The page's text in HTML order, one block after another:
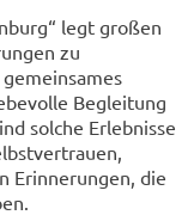
legt großen
zu
Begleitung
solche Erlebnisse
Erinnerungen, die